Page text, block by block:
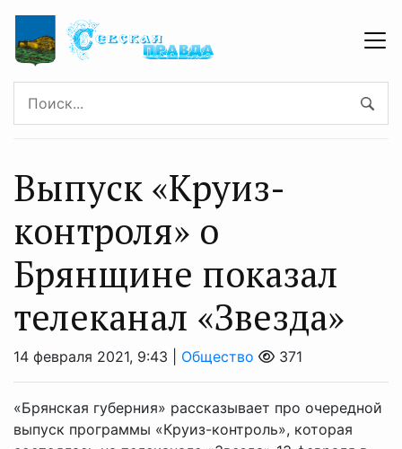
Выпуск «Круиз-
контроля» о
Брянщине показал
телеканал «Звезда»
14 февраля 2021, 9:43 | Общество 371
«Брянская губерния» рассказывает про очередной
выпуск программы «Круиз-контроль», которая